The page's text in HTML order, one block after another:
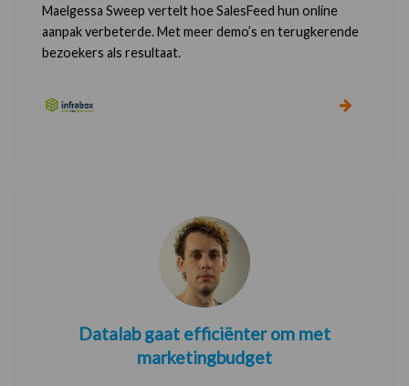
Maelgessa Sweep vertelt hoe SalesFeed hun online
aanpak verbeterde. Met meer demo’s en terugkerende
bezoekers als resultaat.
Datalab gaat efficiënter om met
marketingbudget